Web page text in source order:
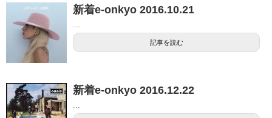
新着e-onkyo 2016.10.21
記事を読む
新着e-onkyo 2016.12.22